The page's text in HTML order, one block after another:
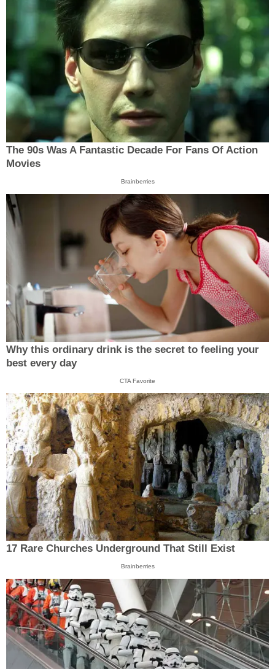
The 90s Was A Fantastic Decade For Fans Of Action
Movies
Brainberries
Why this ordinary drink is the secret to feeling your
best every day
CTA Favorite
17 Rare Churches Underground That Still Exist
Brainberries